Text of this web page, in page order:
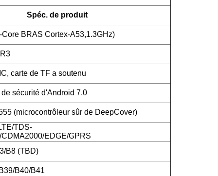
Spéc. de produit
BRAS Cortex-A53,1.3GHz)
carte de TF a soutenu
sécurité d'Android 7,0
(microcontrôleur sûr de DeepCover)
TDS-
EDGE/GPRS
B8 (TBD)
B40/B41